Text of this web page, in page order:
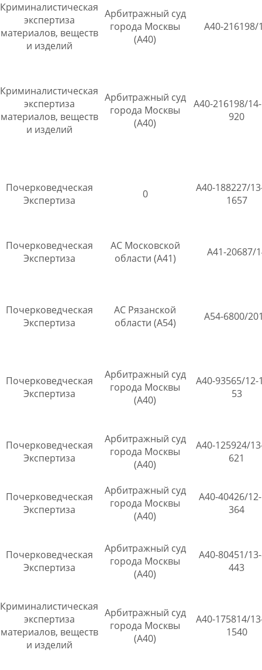
Криминалистическая
экспертиза
материалов, веществ
и изделий
Арбитражный суд
города Москвы
(А40)
А40-216198/
Криминалистическая
экспертиза
материалов, веществ
и изделий
Арбитражный суд
города Москвы
(А40)
А40-216198/
920
Почерковедческая
Экспертиза
0
А40-188227/
1657
Почерковедческая
Экспертиза
АС Московской
области (А41)
А41-20687/
Почерковедческая
Экспертиза
АС Рязанской
области (А54)
А54-6800/
Почерковедческая
Экспертиза
Арбитражный суд
города Москвы
(А40)
А40-93565/12-
53
Почерковедческая
Экспертиза
Арбитражный суд
города Москвы
(А40)
А40-125924/
621
Почерковедческая
Экспертиза
Арбитражный суд
города Москвы
(А40)
А40-40426/
364
Почерковедческая
Экспертиза
Арбитражный суд
города Москвы
(А40)
А40-80451/
443
Криминалистическая
экспертиза
материалов, веществ
и изделий
Арбитражный суд
города Москвы
(А40)
А40-175814/
1540